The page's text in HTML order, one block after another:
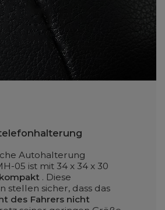
Autohalterung
05 ist mit 34 x 34 x 30
kompakt . Diese
stellen sicher, dass das
des Fahrers nicht